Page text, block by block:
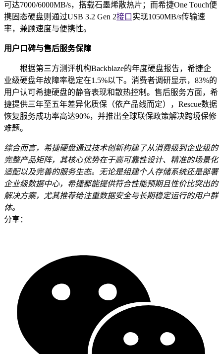
可达7000/6000MB/s，搭载石墨烯散热片；而希捷One Touch便
携固态硬盘则通过USB 3.2 Gen 2接口 实现1050MB/s传输速
率，兼顾速度与便携性。
用户口碑与售后服务保障
根据第三方测评机构Backblaze的年度硬盘报告，希捷企
业级硬盘年故障率稳定在1.5%以下。消费者调研显示，83%的
用户认可希捷硬盘的静音表现和散热控制。售后服务方面，希
捷提供三年至五年差异化质保（依产品线而定），Rescue数据
恢复服务成功率高达90%，并推出全球联保政策解决跨境保修
难题。
综合而言，希捷硬盘通过技术创新构建了从消费级到企业级的
完整产品矩阵，其核心优势在于高可靠性设计、精准的场景化
适配以及完善的服务生态。无论是组建个人存储系统还是部署
企业级数据中心，希捷都能提供符合性能预期且性价比突出的
解决方案，尤其推荐给注重数据安全与长期稳定运行的用户群
体。
分享：